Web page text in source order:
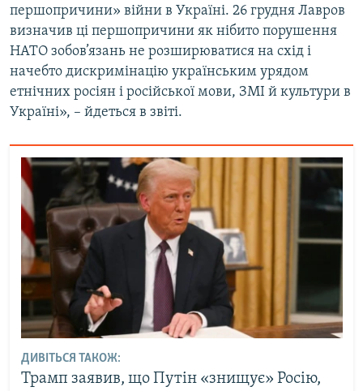
першопричини» війни в Україні. 26 грудня Лавров
визначив ці першопричини як нібито порушення
НАТО зобов’язань не розширюватися на схід і
начебто дискримінацію українським урядом
етнічних росіян і російської мови, ЗМІ й культури в
Україні», – йдеться в звіті.
ДИВІТЬСЯ ТАКОЖ:
Трамп заявив, що Путін «знищує» Росію,